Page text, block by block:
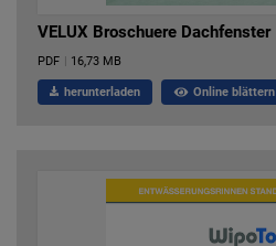
VELUX Broschuere Dachfenster
PDF | 16,73 MB
herunterladen Online blättern